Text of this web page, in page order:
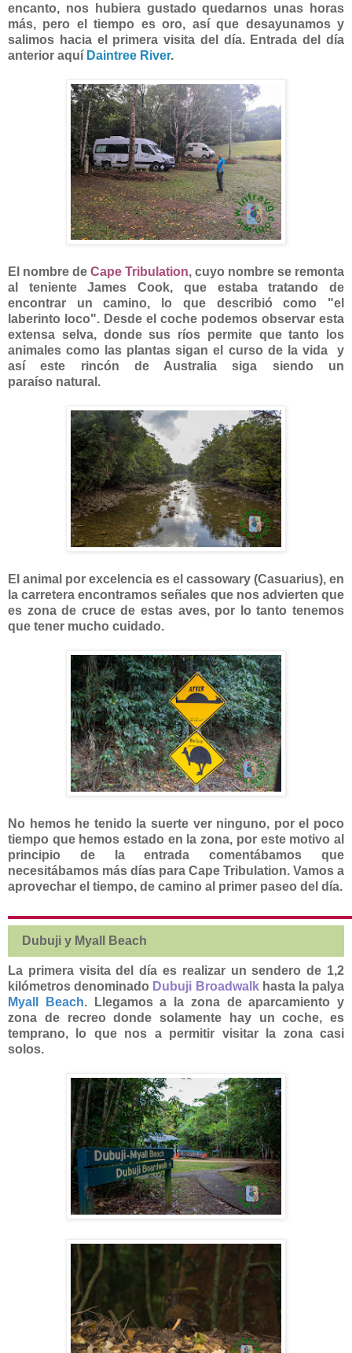
encanto, nos hubiera gustado quedarnos unas horas
más, pero el tiempo es oro, así que desayunamos y
salimos hacia el primera visita del día. Entrada del día
anterior aquí Daintree River.
El nombre de Cape Tribulation, cuyo nombre se remonta
al teniente James Cook, que estaba tratando de
encontrar un camino, lo que describió como "el
laberinto loco". Desde el coche podemos observar esta
extensa selva, donde sus ríos permite que tanto los
animales como las plantas sigan el curso de la vida y
así este rincón de Australia siga siendo un
paraíso natural.
El animal por excelencia es el cassowary (Casuarius), en
la carretera encontramos señales que nos advierten que
es zona de cruce de estas aves, por lo tanto tenemos
que tener mucho cuidado.
No hemos he tenido la suerte ver ninguno, por el poco
tiempo que hemos estado en la zona, por este motivo al
principio de la entrada comentábamos que
necesitábamos más días para Cape Tribulation. Vamos a
aprovechar el tiempo, de camino al primer paseo del día.
Dubuji y Myall Beach
La primera visita del día es realizar un sendero de 1,2
kilómetros denominado Dubuji Broadwalkhasta la palya
Myall Beach. Llegamos a la zona de aparcamiento y
zona de recreo donde solamente hay un coche, es
temprano, lo que nos a permitir visitar la zona casi
solos.